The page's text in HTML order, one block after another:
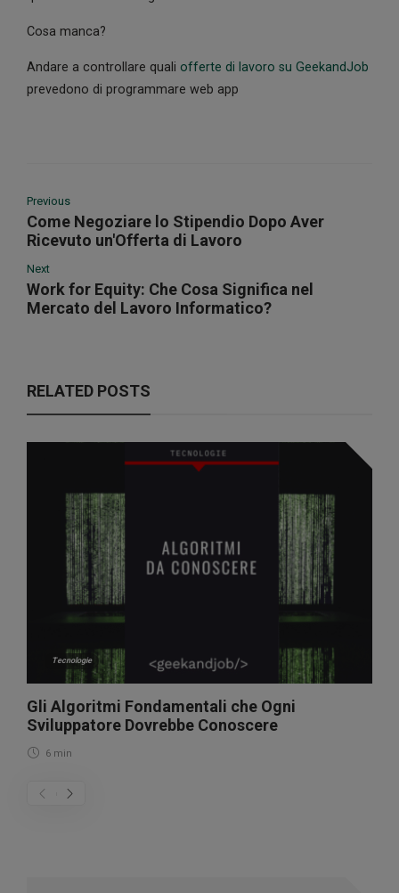
Cosa manca?
Andare a controllare quali offerte di lavoro su GeekandJob
prevedono di programmare web app
Previous
Come Negoziare lo Stipendio Dopo Aver
Ricevuto un'Offerta di Lavoro
Next
Work for Equity: Che Cosa Significa nel
Mercato del Lavoro Informatico?
RELATED POSTS
Tecnologie
Gli Algoritmi Fondamentali che Ogni
Sviluppatore Dovrebbe Conoscere
6 min